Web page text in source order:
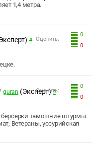
1,4 метра.
0
0
Оценить:
#
0
0
Оценить:
guran (Эксперт) #
тамошние штурмы.
Ветераны, уссурийская